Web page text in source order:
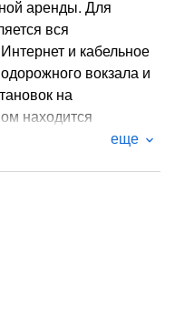
аренды. Для
вся
и кабельное
вокзала и
на
находится
еще